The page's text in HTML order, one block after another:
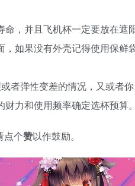
，并且飞机杯一定要放在遮
如果没有外壳记得使用保鲜
者弹性变差的情况，又或者你
力和使用频率确定选杯预算。
点个赞以作鼓励。